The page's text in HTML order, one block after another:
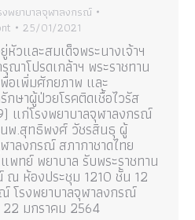
งพยาบาลจุฬาลงกรณ์
25/01/2021
หัวและสมเด็จพระนางเจ้าฯ
ณาโปรดเกล้าฯ พระราชทาน
อเพิ่มศักยภาพ และ
ษาผู้ป่วยโรคติดเชื้อไวรัส
แก่โรงพยาบาลจุฬาลงกรณ์
นพ.สุทธิพงศ์ วัชรสินธุ ผู้
าลงกรณ์ สภากาชาดไทย
ทย์ พยาบาล รับพระราชทาน
ณ ห้องประชุม 1210 ชั้น 12
โรงพยาบาลจุฬาลงกรณ์
22 มกราคม 2564